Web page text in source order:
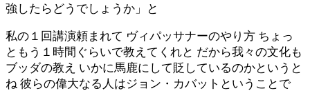
強したらどうでしょうか」と
私の１回講演頼まれて ヴィパッサナーのやり方 ちょっ
ともう１時間ぐらいで教えてくれと だから我々の文化も
ブッダの教え いかに馬鹿にして貶しているのかというと
ね 彼らの偉大なる人はジョン・カバットということで